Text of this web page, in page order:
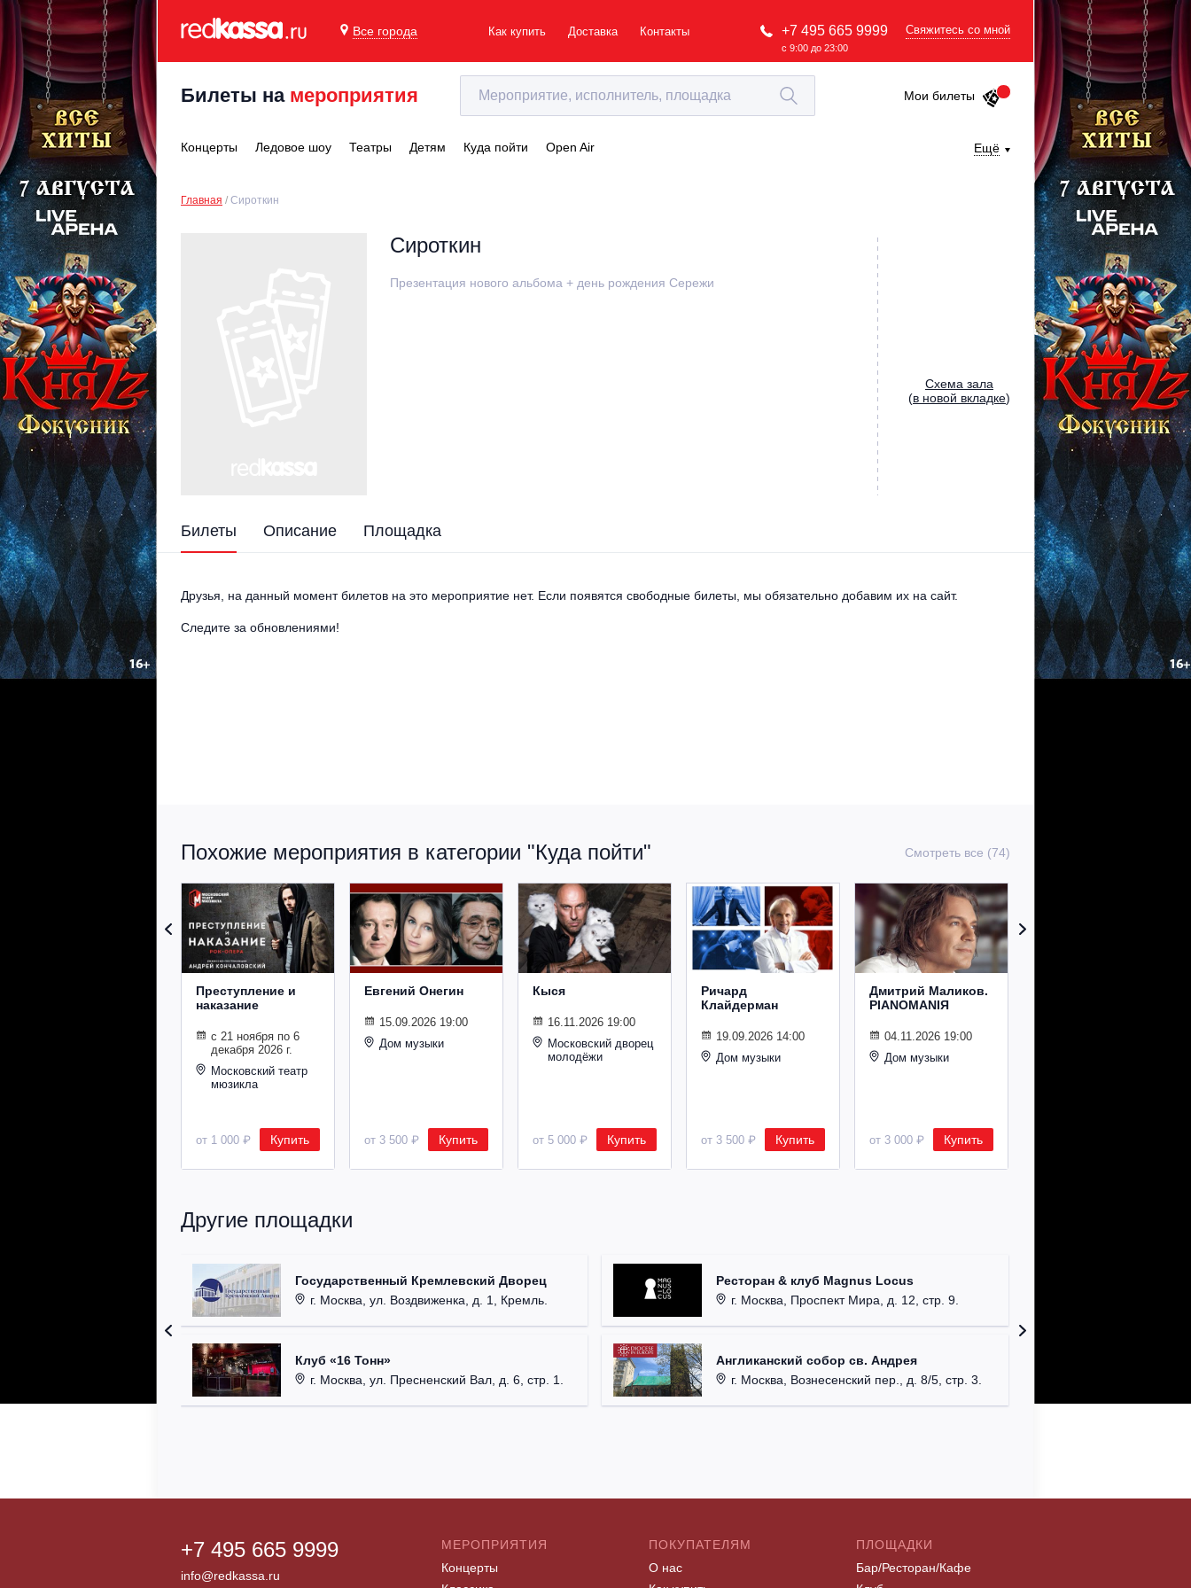
Все города Как купить Доставка Контакты +7 495 665 9999
с 9:00 до 23:00
Свяжитесь со мной
Билеты на мероприятия Мои билеты
Концерты Ледовое шоу Театры Детям Куда пойти Open Air Ещё
Главная Сироткин
Сироткин
Презентация нового альбома + день рождения Сережи
Cхема зала
(в новой вкладке)
Билеты Описание Площадка
Друзья, на данный момент билетов на это мероприятие нет. Если появятся свободные билеты, мы обязательно добавим их на сайт.
Следите за обновлениями!
Похожие мероприятия в категории "Куда пойти" Смотреть все (74)
Преступление и
наказание
с 21 ноября по 6
декабря 2026 г.
Московский театр
мюзикла
от 1 000 ₽ Купить
Евгений Онегин
15.09.2026 19:00
Дом музыки
от 3 500 ₽ Купить
Кыся
16.11.2026 19:00
Московский дворец
молодёжи
от 5 000 ₽ Купить
Ричард
Клайдерман
19.09.2026 14:00
Дом музыки
от 3 500 ₽ Купить
Дмитрий Маликов.
PIANOMANIЯ
04.11.2026 19:00
Дом музыки
от 3 000 ₽ Купить
Другие площадки
Государственный Кремлевский Дворец
г. Москва, ул. Воздвиженка, д. 1, Кремль.
Клуб «16 Тонн»
г. Москва, ул. Пресненский Вал, д. 6, стр. 1.
Ресторан & клуб Magnus Locus
г. Москва, Проспект Мира, д. 12, стр. 9.
Англиканский собор св. Андрея
г. Москва, Вознесенский пер., д. 8/5, стр. 3.
+7 495 665 9999
info@redkassa.ru
МЕРОПРИЯТИЯ
Концерты
ПОКУПАТЕЛЯМ
О нас
ПЛОЩАДКИ
Бар/Ресторан/Кафе